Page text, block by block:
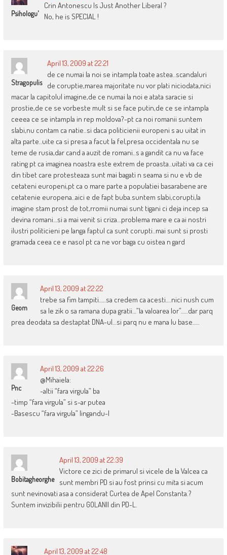
Psihologu'
Crin Antonescu Is Just Another Liberal ?
No, he is SPECIAL !
Stragopulis
April 13, 2009 at 22:21
de ce numai la noi se intampla toate astea..scandaluri
de coruptie,marea majoritate nu vor plati niciodata,nici
macar la capitolul imagine,de ce numai la noi e atata saracie si
prostie,de ce se vorbeste mult si se face putin,de ce se intampla
ceeea ce se intampla in rep moldova?-pt ca noi romanii suntem
slabi,nu contam ca natie..si daca politicienii europeni s au uitat in
alta parte..uite ca si presa a facut la fel,presa occidentala nu se
teme de rusia,dar cand a auzit de romani..s a gandit ca nu va face
rating pt ca imaginea noastra este extrem de proasta..uitati va ca cei
din tibet care protesteaza sunt mai bagati n seama si nu e vb de
cetateni europeni,pt ca o mare parte a populatiei basarabene are
cetatenie europena..aici e de fapt buba.suntem slabi,corupti,la
imagine stam prost de tot,rromii numai sunt tigani ci deja incep sa
devina romani…si a mai venit si criza…problema mare e ca ai nostri
ilustri politicieni pe langa faptul ca sunt corupti..mai sunt si prosti
gramada ceea ce e nasol pt ca ne vor baga cu oistea n gard
Geom
April 13, 2009 at 22:22
trebe sa fim tampiti…..sa credem ca acesti….nici nush cum
sa le zik o sa ramana dupa gratii…”la valoarea lor”…..dar parq
prea deodata sa destaptat DNA-ul…si parq nu e mana lu base…..
Pnc
April 13, 2009 at 22:26
@Mihaiela:
-altii “fara virgula” ba
-timp “fara virgula” si s-ar putea
-Basescu “fara virgula” lingandu-l
Bobitagheorghe
April 13, 2009 at 22:39
Victore ce zici de primarul si vicele de la Valcea ca
sunt membri PD si au fost prinsi cu mita si acum
sunt nevinovati asa a considerat Curtea de Apel Constanta.?
Suntem invizibilii pentru GOLANII din PD-L.
April 13, 2009 at 22:48